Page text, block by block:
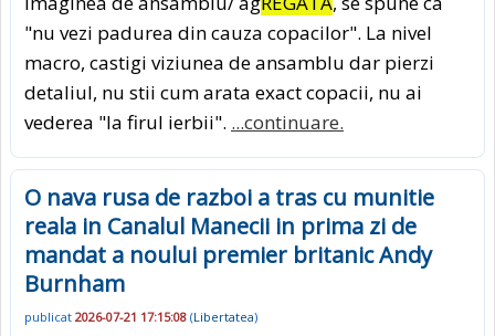
"nu vezi padurea din cauza copacilor". La nivel
macro, castigi viziunea de ansamblu dar pierzi
detaliul, nu stii cum arata exact copacii, nu ai
vederea "la firul ierbii". ...continuare.
O nava rusa de razboi a tras cu munitie
reala in Canalul Manecii in prima zi de
mandat a noului premier britanic Andy
Burnham
publicat 2026-07-21 17:15:08 (Libertatea)